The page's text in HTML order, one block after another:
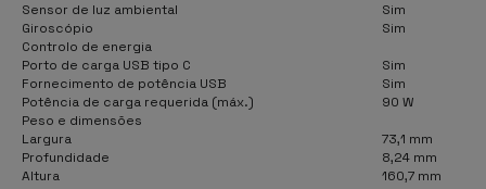
Sensor de luz ambiental
Sim
Giroscópio
Sim
Controlo de energia
Porto de carga USB tipo C
Sim
Fornecimento de potência USB
Sim
Potência de carga requerida (máx.)
90 W
Peso e dimensões
Largura
73,1 mm
Profundidade
8,24 mm
Altura
160,7 mm